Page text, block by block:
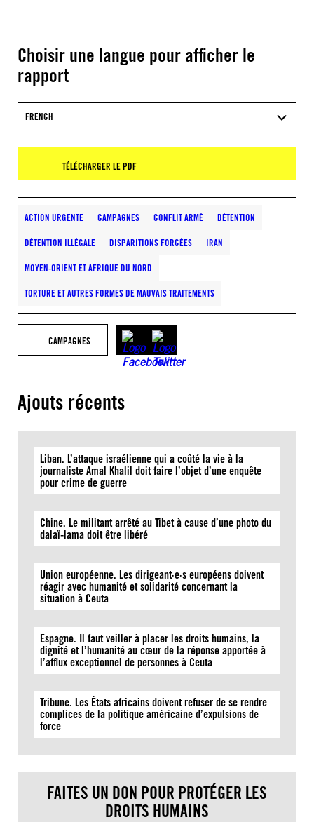
Choisir une langue pour afficher le
rapport
FRENCH
TÉLÉCHARGER LE PDF
ACTION URGENTE CAMPAGNES CONFLIT ARMÉ DÉTENTION
DÉTENTION ILLÉGALE DISPARITIONS FORCÉES IRAN
MOYEN-ORIENT ET AFRIQUE DU NORD
TORTURE ET AUTRES FORMES DE MAUVAIS TRAITEMENTS
CAMPAGNES
Ajouts récents
Liban. L’attaque israélienne qui a coûté la vie à la
journaliste Amal Khalil doit faire l’objet d’une enquête
pour crime de guerre
Chine. Le militant arrêté au Tibet à cause d’une photo du
dalaï-lama doit être libéré
Union européenne. Les dirigeant·e·s européens doivent
réagir avec humanité et solidarité concernant la
situation à Ceuta
Espagne. Il faut veiller à placer les droits humains, la
dignité et l’humanité au cœur de la réponse apportée à
l’afflux exceptionnel de personnes à Ceuta
Tribune. Les États africains doivent refuser de se rendre
complices de la politique américaine d’expulsions de
force
FAITES UN DON POUR PROTÉGER LES
DROITS HUMAINS